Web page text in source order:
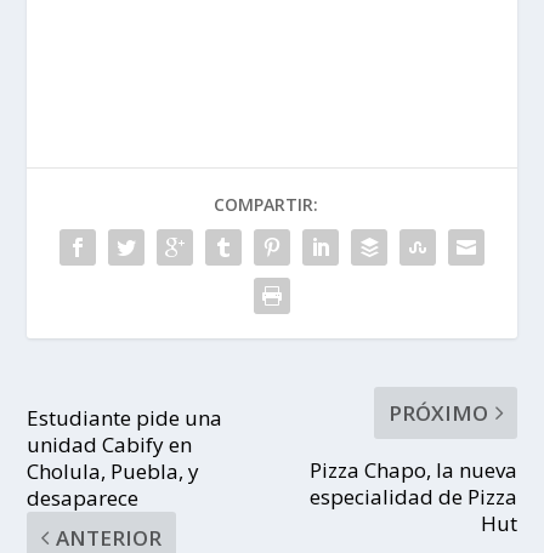
COMPARTIR:
Estudiante pide una
unidad Cabify en
Cholula, Puebla, y
desaparece
ANTERIOR
PRÓXIMO
Pizza Chapo, la nueva
especialidad de Pizza
Hut